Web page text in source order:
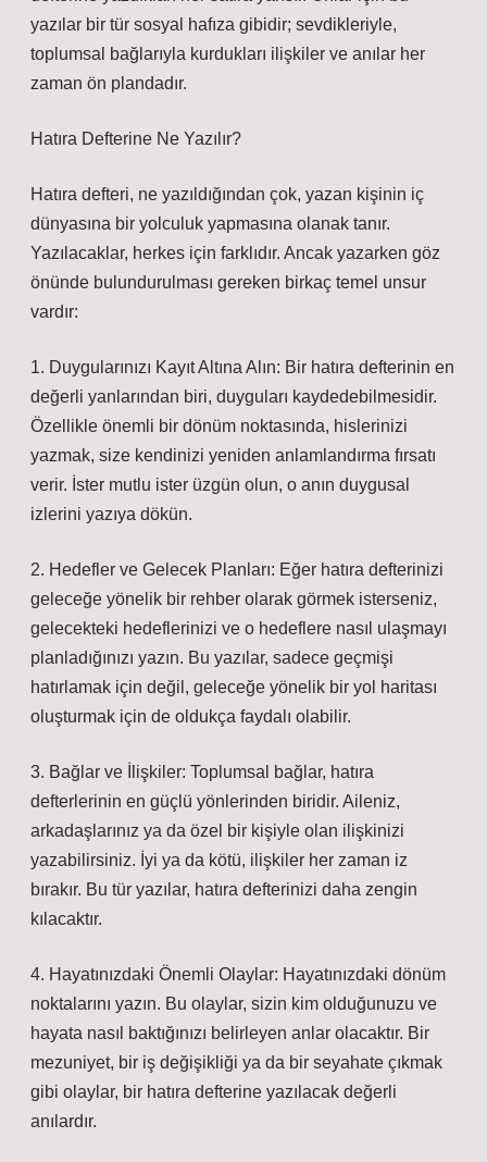
yazılar bir tür sosyal hafıza gibidir; sevdikleriyle,
toplumsal bağlarıyla kurdukları ilişkiler ve anılar her
zaman ön plandadır.
Hatıra Defterine Ne Yazılır?
Hatıra defteri, ne yazıldığından çok, yazan kişinin iç
dünyasına bir yolculuk yapmasına olanak tanır.
Yazılacaklar, herkes için farklıdır. Ancak yazarken göz
önünde bulundurulması gereken birkaç temel unsur
vardır:
1. Duygularınızı Kayıt Altına Alın: Bir hatıra defterinin en
değerli yanlarından biri, duyguları kaydedebilmesidir.
Özellikle önemli bir dönüm noktasında, hislerinizi
yazmak, size kendinizi yeniden anlamlandırma fırsatı
verir. İster mutlu ister üzgün olun, o anın duygusal
izlerini yazıya dökün.
2. Hedefler ve Gelecek Planları: Eğer hatıra defterinizi
geleceğe yönelik bir rehber olarak görmek isterseniz,
gelecekteki hedeflerinizi ve o hedeflere nasıl ulaşmayı
planladığınızı yazın. Bu yazılar, sadece geçmişi
hatırlamak için değil, geleceğe yönelik bir yol haritası
oluşturmak için de oldukça faydalı olabilir.
3. Bağlar ve İlişkiler: Toplumsal bağlar, hatıra
defterlerinin en güçlü yönlerinden biridir. Aileniz,
arkadaşlarınız ya da özel bir kişiyle olan ilişkinizi
yazabilirsiniz. İyi ya da kötü, ilişkiler her zaman iz
bırakır. Bu tür yazılar, hatıra defterinizi daha zengin
kılacaktır.
4. Hayatınızdaki Önemli Olaylar: Hayatınızdaki dönüm
noktalarını yazın. Bu olaylar, sizin kim olduğunuzu ve
hayata nasıl baktığınızı belirleyen anlar olacaktır. Bir
mezuniyet, bir iş değişikliği ya da bir seyahate çıkmak
gibi olaylar, bir hatıra defterine yazılacak değerli
anılardır.